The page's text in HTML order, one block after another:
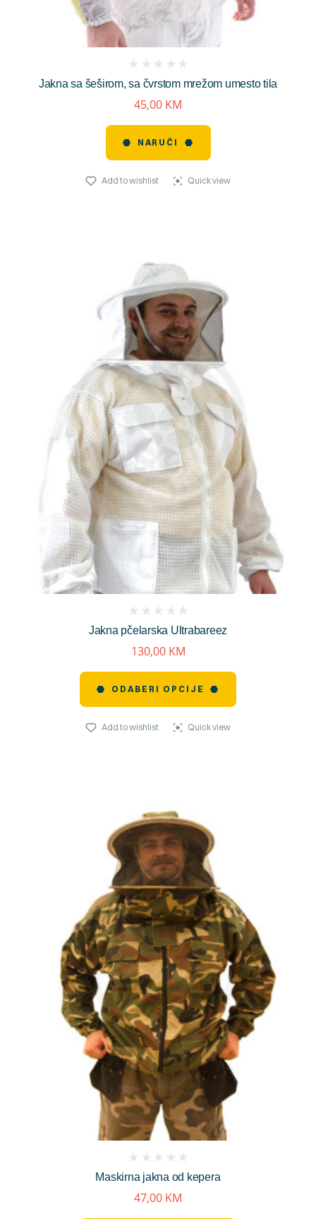
Jakna sa šeširom, sa čvrstom mrežom umesto tila
reviews)
45,00 KM
NARUČI
Add to wishlist Quick view
Jakna pčelarska Ultrabareez
reviews)
130,00 KM
ODABERI OPCIJE
Add to wishlist Quick view
Maskirna jakna od kepera
reviews)
47,00 KM